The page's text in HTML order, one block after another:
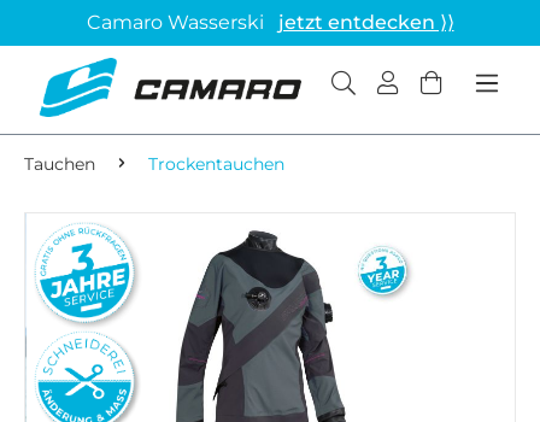
Camaro Wasserski jetzt entdecken ⟩⟩
Tauchen Trockentauchen